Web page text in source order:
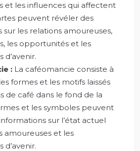
et les influences qui affectent
peuvent révéler des
sur les relations amoureuses,
les opportunités et les
d’avenir.
: La caféomancie consiste à
formes et les motifs laissés
de café dans le fond de la
et les symboles peuvent
sur l’état actuel
amoureuses et les
d’avenir.